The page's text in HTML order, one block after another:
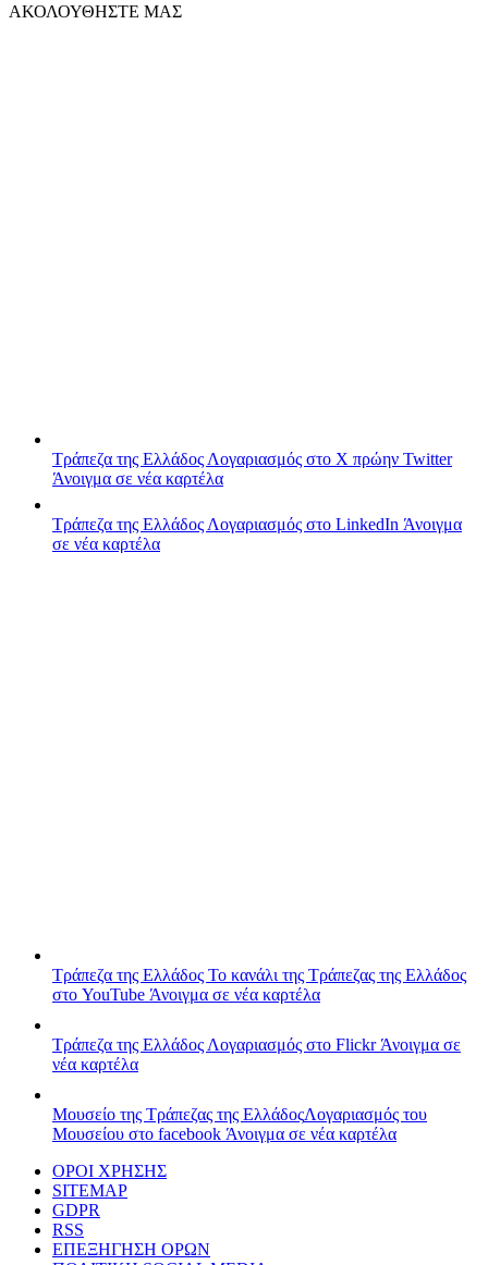
ΑΚΟΛΟΥΘΗΣΤΕ ΜΑΣ
Τράπεζα της Ελλάδος Λογαριασμός στο X πρώην Twitter
Άνοιγμα σε νέα καρτέλα
Τράπεζα της Ελλάδος Λογαριασμός στο LinkedIn Άνοιγμα
σε νέα καρτέλα
Τράπεζα της Ελλάδος Το κανάλι της Τράπεζας της Ελλάδος
στο YouTube Άνοιγμα σε νέα καρτέλα
Τράπεζα της Ελλάδος Λογαριασμός στο FlickrΆνοιγμα σε
νέα καρτέλα
Μουσείο της Τράπεζας της ΕλλάδοςΛογαριασμός του
Μουσείου στο facebook Άνοιγμα σε νέα καρτέλα
ΟΡΟΙ ΧΡΗΣΗΣ
SITEMAP
GDPR
RSS
ΕΠΕΞΗΓΗΣΗ ΟΡΩΝ